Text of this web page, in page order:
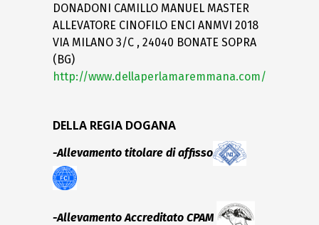
DONADONI CAMILLO MANUEL MASTER
ALLEVATORE CINOFILO ENCI ANMVI 2018
VIA MILANO 3/C , 24040 BONATE SOPRA
(BG)
http://www.dellaperlamaremmana.com/
DELLA REGIA DOGANA
-Allevamento titolare di affisso
-Allevamento Accreditato CPAM